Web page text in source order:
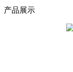
产品展示